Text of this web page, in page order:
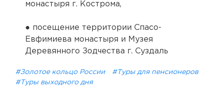
монастыря г. Кострома,
● посещение территории Спасо-
Евфимиева монастыря и Музея
Деревянного Зодчества г. Суздаль
#Золотое кольцо России
#Туры для пенсионеров
#Туры выходного дня